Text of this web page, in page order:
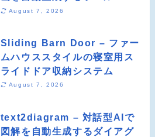
August 7, 2026
Sliding Barn Door – ファー
ムハウススタイルの寝室用ス
ライドドア収納システム
August 7, 2026
text2diagram – 対話型AIで
図解を自動生成するダイアグ